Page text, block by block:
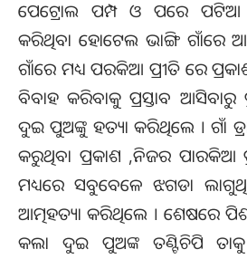
ପେଟ୍ରୋଲ ପମ୍ପ ଓ ପରେ ପଟିଆ
କରିଥିବା ହୋଟେଲ ଭାଙ୍ଗି ଗାଁରେ
ଗାଁରେ ମଧ୍ୟ ପରକିଆ ପ୍ରୀତି ରେ
ବିବାହ କରିବାକୁ ପ୍ରସ୍ତାବ
ଦୁଇ ପୁଅଙ୍କୁ ହତ୍ୟା କରିଥିଲେ । ଗାଁ
କରୁଥିବା ପ୍ରକାଶ ,ନିଜର ପାରକିଆ
ମଧ୍ୟରେ ସବୁବେଳେ ଝଗଡା ଲାଗୁଥିଲେ
ଆତ୍ମହତ୍ୟା କରିଥିଲେ । ଶେଷରେ
କଲା ଦୁଇ ପୁଅଙ୍କ ତଣ୍ଟିଚିପି